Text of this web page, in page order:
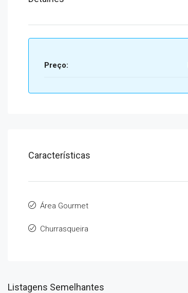
Preço:
Características
Área Gourmet
Churrasqueira
Listagens Semelhantes